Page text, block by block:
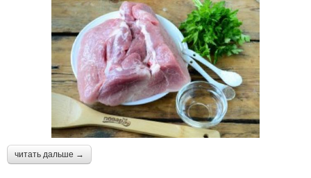
читать дальше →